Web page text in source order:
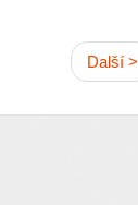
Další >